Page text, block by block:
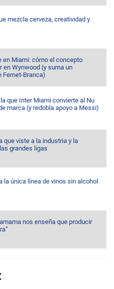
mezcla cerveza, creatividad y
en Miami: cómo el concepto
en Wynwood (y suma un
Fernet-Branca)
que Inter Miami convierte al Nu
marca (y redobla apoyo a Messi)
que viste a la industria y la
grandes ligas
la única línea de vinos sin alcohol
nos enseña que producir